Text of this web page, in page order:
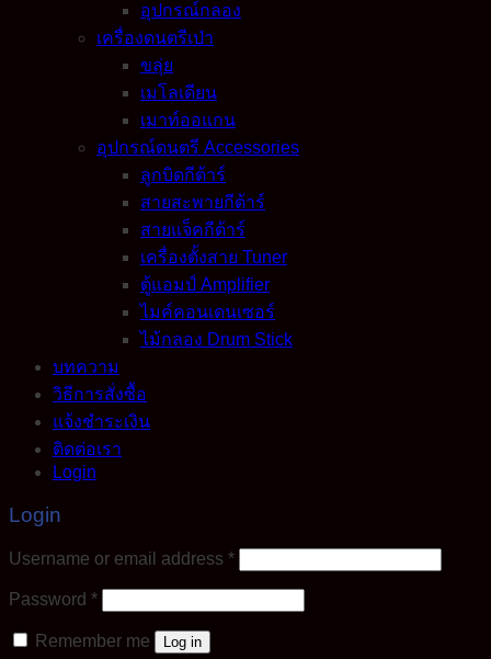
อุปกรณ์กลอง
เครื่องดนตรีเป่า
ขลุ่ย
เมโลเดียน
เมาท์ออแกน
อุปกรณ์ดนตรี Accessories
ลูกบิดกีต้าร์
สายสะพายกีต้าร์
สายแจ็คกีต้าร์
เครื่องตั้งสาย Tuner
ตู้แอมป์ Amplifier
ไมค์คอนเดนเซอร์
ไม้กลอง Drum Stick
บทความ
วิธีการสั่งซื้อ
แจ้งชำระเงิน
ติดต่อเรา
Login
Login
Username or email address *Required
Password *Required
Remember me Log in